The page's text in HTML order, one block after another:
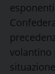
volantino